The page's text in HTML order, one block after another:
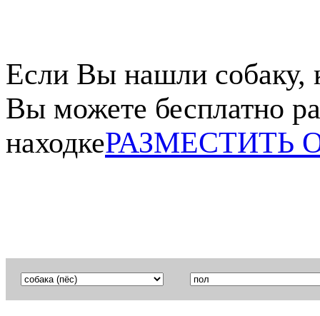
Если Вы нашли собаку,
Вы можете бесплатно
находкеРАЗМЕСТИТЬ